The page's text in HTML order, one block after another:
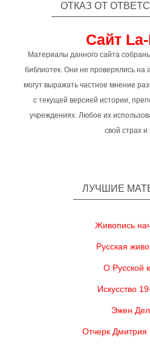
ОТКАЗ ОТ
Сайт
Материалы данного сайта
библиотек. Они не проверялись на
могут выражать частное мнение
с текущей версией истории,
учреждениях. Любое их
свой страх и
ЛУЧШИЕ
Живопись
Русская
О Русской
Искусство
Эжен
Отчерк Дмитрия